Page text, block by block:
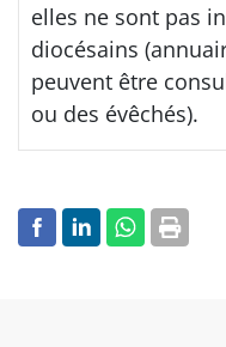
elles ne sont pas
diocésains
peuvent être
ou des évêchés).